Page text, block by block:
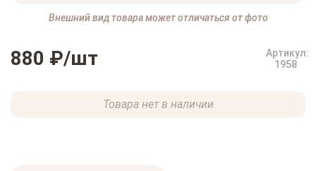
Внешний вид товара может отличаться от фото
880 ₽/шт
Артикул:
1958
Товара нет в наличии